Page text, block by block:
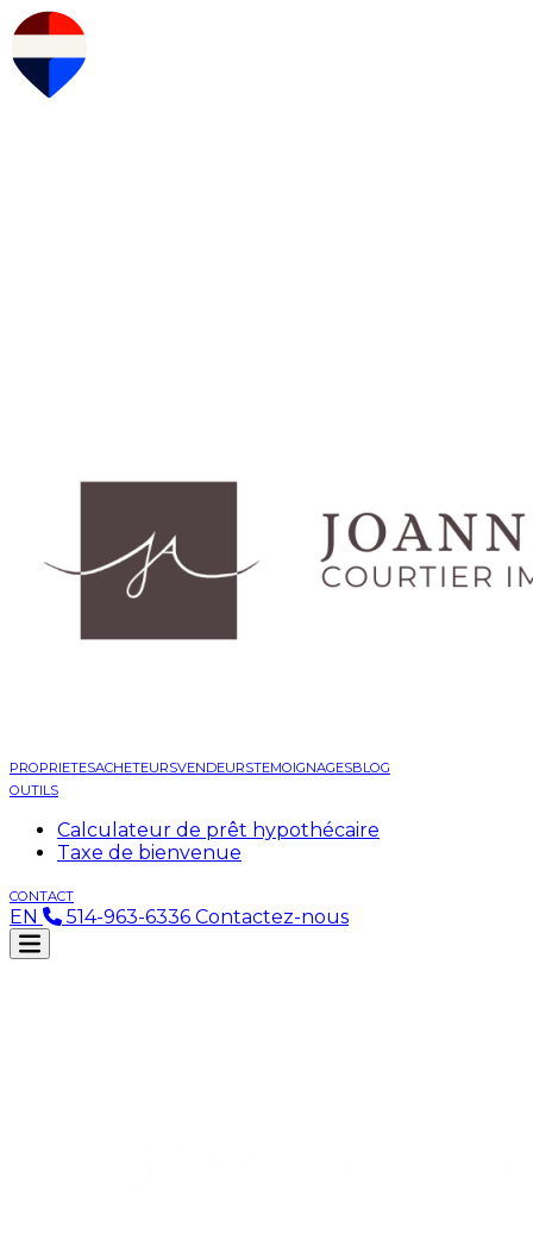
PROPRIETESACHETEURSVENDEURSTEMOIGNAGESBLOG
OUTILS
Calculateur de prêt hypothécaire
Taxe de bienvenue
CONTACT
EN 514-963-6336 Contactez-nous